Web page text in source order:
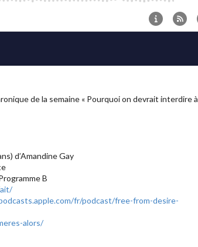
de la semaine « Pourquoi on devrait interdire à
d’Amandine Gay
B
fr/podcast/free-from-desire-
alors/